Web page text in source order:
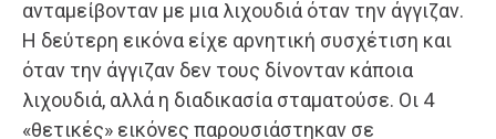
ανταμείβονταν με μια λιχουδιά όταν την άγγιζαν.
Η δεύτερη εικόνα είχε αρνητική συσχέτιση και
όταν την άγγιζαν δεν τους δίνονταν κάποια
λιχουδιά, αλλά η διαδικασία σταματούσε. Οι 4
«θετικές» εικόνες παρουσιάστηκαν σε